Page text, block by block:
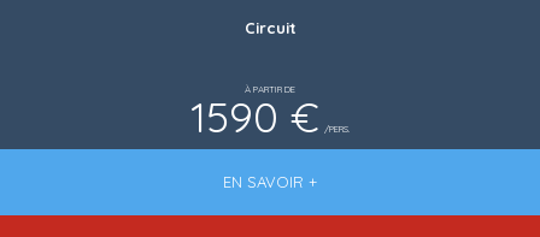
Circuit
À PARTIR DE
1590 € /PERS.
EN SAVOIR +